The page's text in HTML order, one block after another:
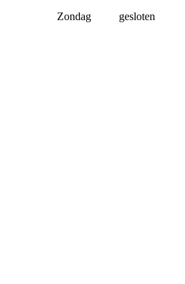
Zondag gesloten